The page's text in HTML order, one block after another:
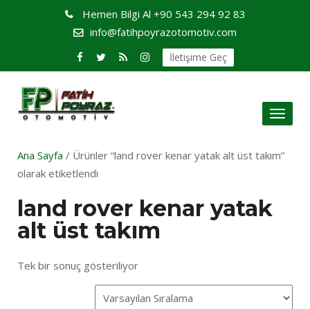
Hemen Bilgi Al +90 543 294 92 83
info@fatihpoyrazotomotiv.com
İletişime Geç
Toggle
Ana Sayfa / Ürünler “land rover kenar yatak alt üst takım”
olarak etiketlendi
land rover kenar yatak
alt üst takım
Tek bir sonuç gösteriliyor